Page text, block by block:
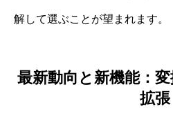
解して選ぶことが望まれます。
最新動向と新機能：
拡張